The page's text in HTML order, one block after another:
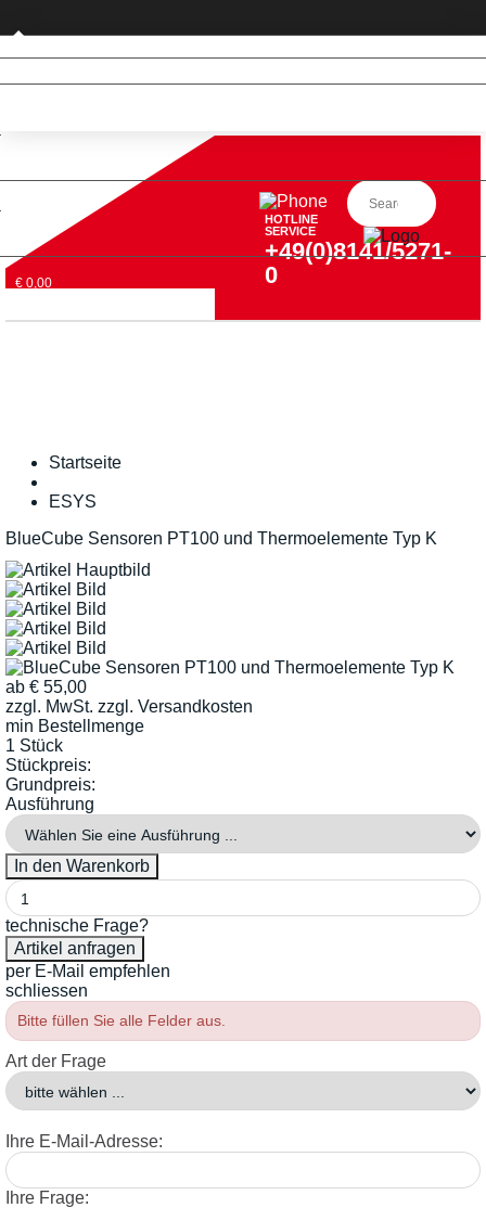
Geschäftskunde
€ 0,00
HOTLINE
SERVICE
+49(0)8141/5271-
0
Startseite
ESYS
BlueCube Sensoren PT100 und Thermoelemente Typ K
ab € 55,00
zzgl. MwSt. zzgl. Versandkosten
min Bestellmenge
1 Stück
Stückpreis:
Grundpreis:
Ausführung
technische Frage?
per E-Mail empfehlen
schliessen
Bitte füllen Sie alle Felder aus.
Art der Frage
Ihre E-Mail-Adresse:
Ihre Frage: